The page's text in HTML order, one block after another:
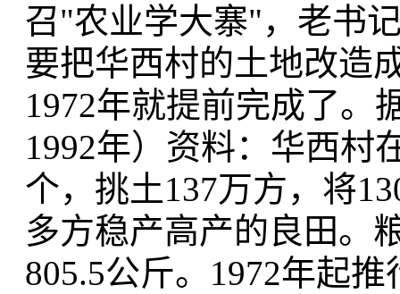
召"农业学大寨"，老书
要把华西村的土地改造
1972年就提前完成了。
1992年）资料：华西村
个，挑土137万方，将
多方稳产高产的良田。
805.5公斤。1972年起